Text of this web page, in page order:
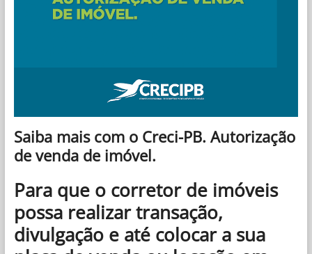
Saiba mais com o Creci-PB. Autorização
de venda de imóvel.
Para que o corretor de imóveis
possa realizar transação,
divulgação e até colocar a sua